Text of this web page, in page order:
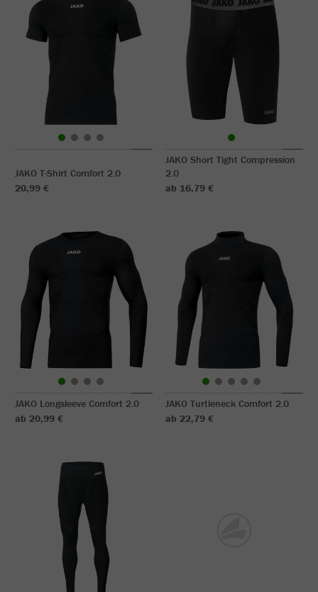
JAKO T-Shirt Comfort 2.0
20,99 €
JAKO Short Tight Compression
2.0
ab 16,79 €
JAKO Longsleeve Comfort 2.0
ab 20,99 €
JAKO Turtleneck Comfort 2.0
ab 22,79 €